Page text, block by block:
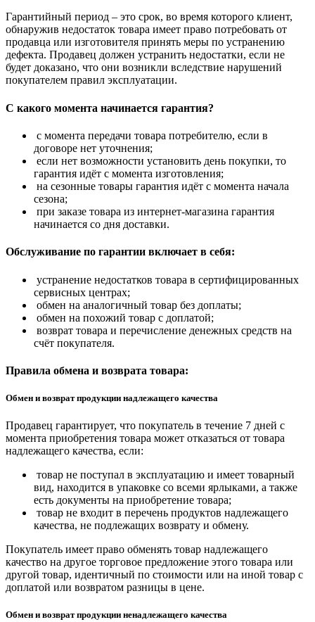
Гарантийный период – это срок, во время которого клиент,
обнаружив недостаток товара имеет право потребовать от
продавца или изготовителя принять меры по устранению
дефекта. Продавец должен устранить недостатки, если не
будет доказано, что они возникли вследствие нарушений
покупателем правил эксплуатации.
С какого момента начинается гарантия?
с момента передачи товара потребителю, если в
договоре нет уточнения;
если нет возможности установить день покупки, то
гарантия идёт с момента изготовления;
на сезонные товары гарантия идёт с момента начала
сезона;
при заказе товара из интернет-магазина гарантия
начинается со дня доставки.
Обслуживание по гарантии включает в себя:
устранение недостатков товара в сертифицированных
сервисных центрах;
обмен на аналогичный товар без доплаты;
обмен на похожий товар с доплатой;
возврат товара и перечисление денежных средств на
счёт покупателя.
Правила обмена и возврата товара:
Обмен и возврат продукции надлежащего качества
Продавец гарантирует, что покупатель в течение 7 дней с
момента приобретения товара может отказаться от товара
надлежащего качества, если:
товар не поступал в эксплуатацию и имеет товарный
вид, находится в упаковке со всеми ярлыками, а также
есть документы на приобретение товара;
товар не входит в перечень продуктов надлежащего
качества, не подлежащих возврату и обмену.
Покупатель имеет право обменять товар надлежащего
качество на другое торговое предложение этого товара или
другой товар, идентичный по стоимости или на иной товар с
доплатой или возвратом разницы в цене.
Обмен и возврат продукции ненадлежащего качества